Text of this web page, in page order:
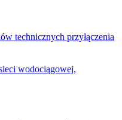
technicznych przyłączenia
wodociągowej,